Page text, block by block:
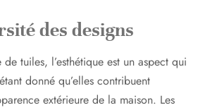
des designs
tuiles, l’esthétique est un aspect qui
donné qu’elles contribuent
extérieure de la maison. Les